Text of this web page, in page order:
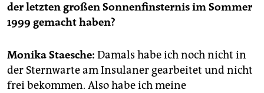
unterstützen
genossenschaft
epaper login
der letzten großen Sonnenfinsternis im Sommer
1999 gemacht haben?
Monika Staesche: Damals habe ich noch nicht in
der Sternwarte am Insulaner gearbeitet und nicht
frei bekommen. Also habe ich meine